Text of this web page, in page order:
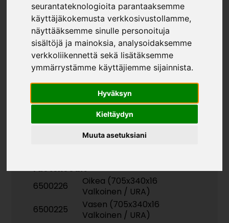
seurantateknologioita parantaaksemme
käyttäjäkokemusta verkkosivustollamme,
näyttääksemme sinulle personoituja
sisältöjä ja mainoksia, analysoidaksemme
verkkoliikennettä sekä lisätäksemme
ymmärrystämme käyttäjiemme sijainnista.
Hyväksyn
Kieltäydyn
Muuta asetuksiani
KUIVAUSK. SIVU 705X340
KOST.KEST.
Teollisuustuotteet»Kalusterungot ja ovet»
Komponentit uralla »
Kuivausk. sivu 705x340
kost.kest.
VÄRI
Tuotekoodit
6500226
Oikea (705x340x16
Valkoinen / URA)
6500225
Vasen (705x340x16
Valkoinen / URA)